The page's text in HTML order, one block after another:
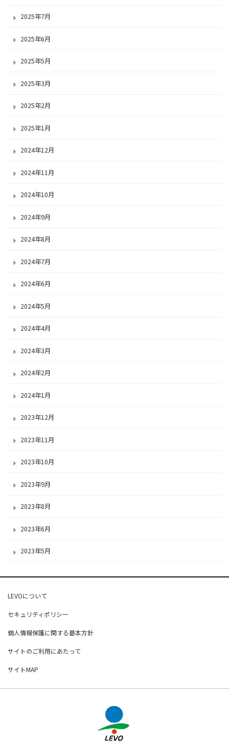
2025年7月
2025年6月
2025年5月
2025年3月
2025年2月
2025年1月
2024年12月
2024年11月
2024年10月
2024年9月
2024年8月
2024年7月
2024年6月
2024年5月
2024年4月
2024年3月
2024年2月
2024年1月
2023年12月
2023年11月
2023年10月
2023年9月
2023年8月
2023年6月
2023年5月
LEVOについて
セキュリティポリシー
個人情報保護に関する基本方針
サイトのご利用にあたって
サイトMAP